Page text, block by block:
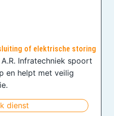
of elektrische storing
Infratechniek spoort
en helpt met veilig
dienst